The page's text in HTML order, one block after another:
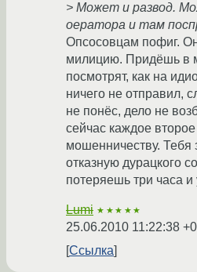
> Может и развод.
оератора и там
Опсосовцам пофиг.
милицию. Придёшь в
посмотрят, как на
ничего не отправил,
не понёс, дело не
сейчас каждое
мошенничеству. Тебя
отказную дурацкого
потеряешь три часа
Lumi ★★★★★
25.06.2010 11:22:38
Ссылка